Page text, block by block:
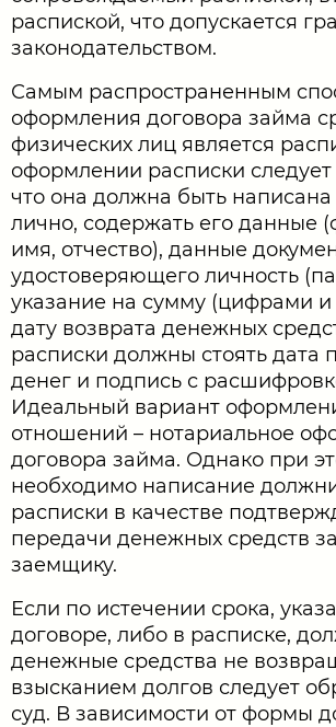
распиской, что допускается
законодательством.
Самым распространенным
оформления договора займа
физических лиц является
оформлении расписки следует
что она должна быть
лично, содержать его данные
имя, отчество), данные
удостоверяющего личность
указание на сумму (цифрами
дату возврата денежных
расписки должны стоять дата
денег и подпись с
Идеальный вариант
отношений – нотариальное
договора займа. Однако при
необходимо написание
расписки в качестве
передачи денежных средств
заемщику.
Если по истечении срока,
договоре, либо в расписке,
денежные средства не
взысканием долгов следует
суд. В зависимости от формы
+7 (911) 914-76-77
Заказать
звонок